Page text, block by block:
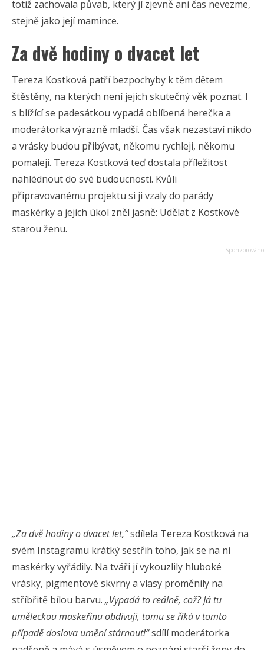
totiž zachovala půvab, který jí zjevně ani čas nevezme,
stejně jako její mamince.
Za dvě hodiny o dvacet let
Tereza Kostková patří bezpochyby k těm dětem
štěstěny, na kterých není jejich skutečný věk poznat. I
s blížící se padesátkou vypadá oblíbená herečka a
moderátorka výrazně mladší. Čas však nezastaví nikdo
a vrásky budou přibývat, někomu rychleji, někomu
pomaleji. Tereza Kostková teď dostala příležitost
nahlédnout do své budoucnosti. Kvůli
připravovanému projektu si ji vzaly do parády
maskérky a jejich úkol zněl jasně: Udělat z Kostkové
starou ženu.
„Za dvě hodiny o dvacet let,“sdílela Tereza Kostková na
svém Instagramu krátký sestřih toho, jak se na ní
maskérky vyřádily. Na tváři jí vykouzlily hluboké
vrásky, pigmentové skvrny a vlasy proměnily na
stříbřitě bílou barvu.„Vypadá to reálně, což? Já tu
uměleckou maskeřinu obdivuji, tomu se říká v tomto
případě doslova umění stárnout!“sdílí moderátorka